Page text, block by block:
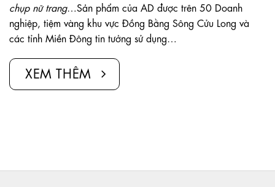
chụp nữ trang…Sản phẩm của AD được trên 50 Doanh
nghiệp, tiệm vàng khu vực Đồng Bằng Sông Cửu Long và
các tỉnh Miền Đông tin tưởng sử dụng…
XEM THÊM